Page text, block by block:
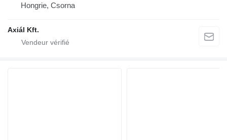
Hongrie, Csorna
Axiál Kft.